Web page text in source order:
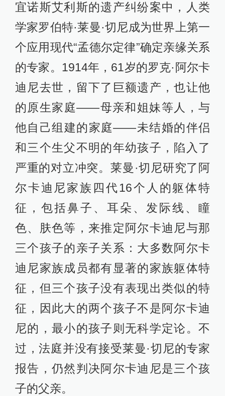
宜诺斯艾利斯的遗产纠纷案中，人类
学家罗伯特·莱曼·切尼成为世界上第一
个应用现代“孟德尔定律”确定亲缘关系
的专家。1914年，61岁的罗克·阿尔卡
迪尼去世，留下了巨额遗产，也让他
的原生家庭——母亲和姐妹等人，与
他自己组建的家庭——未结婚的伴侣
和三个生父不明的年幼孩子，陷入了
严重的对立冲突。莱曼·切尼研究了阿
尔卡迪尼家族四代16个人的躯体特
征，包括鼻子、耳朵、发际线、瞳
色、肤色等，来推定阿尔卡迪尼与那
三个孩子的亲子关系：大多数阿尔卡
迪尼家族成员都有显著的家族躯体特
征，但三个孩子没有表现出类似的特
征，因此大的两个孩子不是阿尔卡迪
尼的，最小的孩子则无科学定论。不
过，法庭并没有接受莱曼·切尼的专家
报告，仍然判决阿尔卡迪尼是三个孩
子的父亲。